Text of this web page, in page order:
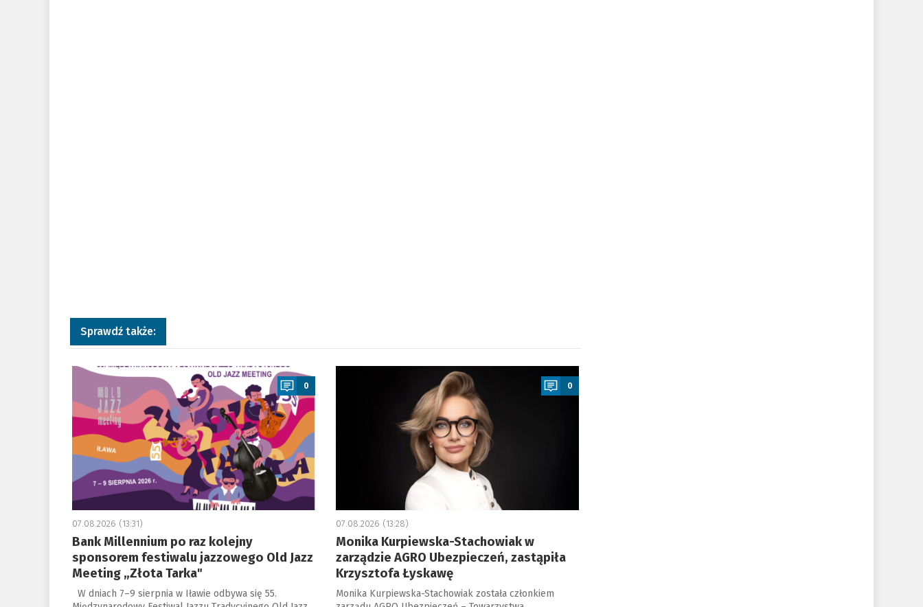
Sprawdź także:
a
0
07.08.2026 (13:31)
Bank Millennium po raz kolejny
sponsorem festiwalu jazzowego Old Jazz
Meeting „Złota Tarka"
W dniach 7–9 sierpnia w Iławie odbywa się 55.
a
0
07.08.2026 (13:28)
Monika Kurpiewska-Stachowiak w
zarządzie AGRO Ubezpieczeń, zastąpiła
Krzysztofa Łyskawę
Monika Kurpiewska-Stachowiak została członkiem